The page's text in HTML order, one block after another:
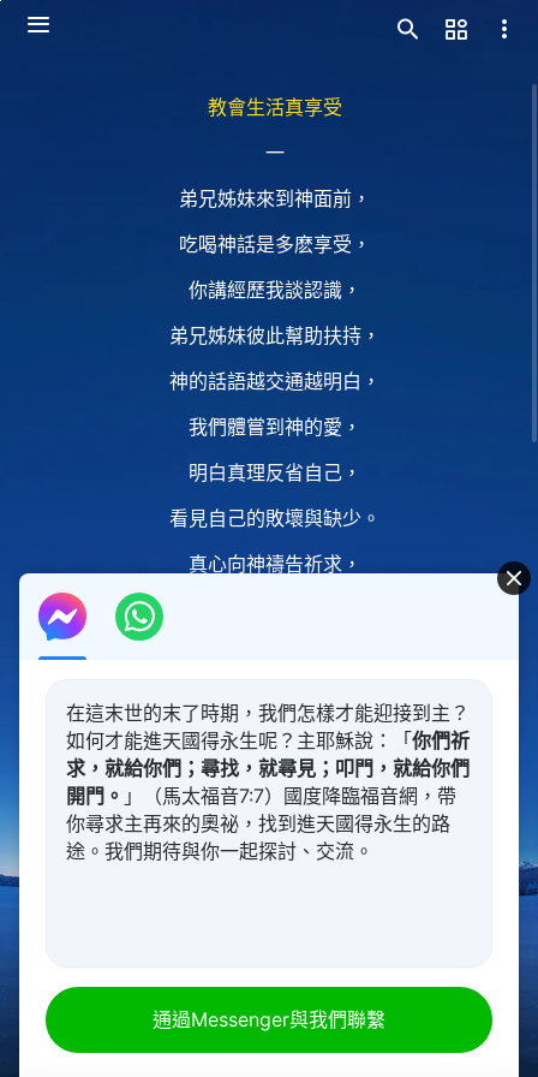
教會生活真享受
一
弟兄姊妹來到神面前，
吃喝神話是多麽享受，
你講經歷我談認識，
弟兄姊妹彼此幫助扶持，
神的話語越交通越明白，
我們體嘗到神的愛，
明白真理反省自己，
看見自己的敗壞與缺少。
真心向神禱告祈求，
説出心裏話神就喜歡。
教會生活真有享受，
我們生命逐漸長大。
基督國度是我們的家，
弟兄姊妹來到神面前，
在這末世的末了時期，我們怎樣才能迎接到主？
如何才能進天國得永生呢？主耶穌說：「 你們祈
求，就給你們；尋找，就尋見；叩門，就給你們
開門。 」（馬太福音7:7）國度降臨福音網，帶
你尋求主再來的奧祕，找到進天國得永生的路
途。我們期待與你一起探討、交流。
通過Messenger與我們聯繫